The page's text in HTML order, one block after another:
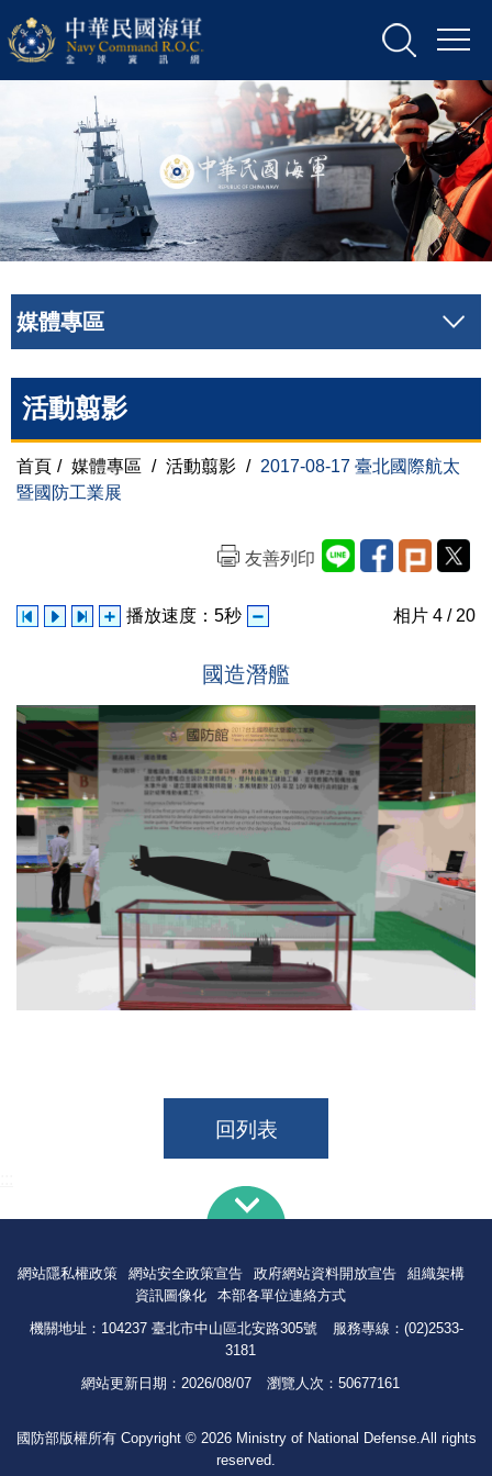
媒體專區
活動翦影
首頁 / 媒體專區 / 活動翦影 / 2017-08-17 臺北國際航太
暨國防工業展
友善列印
播放速度： 5秒 相片 4 / 20
國造潛艦
回列表
網站隱私權政策 網站安全政策宣告 政府網站資料開放宣告
組織架構
資訊圖像化
本部各單位連絡方式
機關地址：104237 臺北市中山區北安路305號
服務專線：(02)2533-
3181
網站更新日期： 2026/08/07 瀏覽人次： 50677161
國防部版權所有 Copyright © 2026 Ministry of National Defense.All rights
reserved.